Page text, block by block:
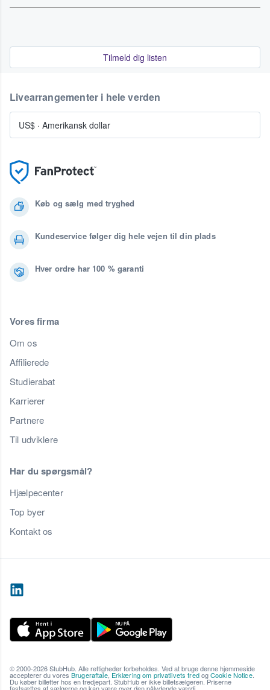
Tilmeld dig listen
Køb og sælg med tryghed
Kundeservice følger dig hele vejen til din plads
Hver ordre har 100 % garanti
Vores firma
Om os
Affilierede
Studierabat
Karrierer
Partnere
Til udviklere
Har du spørgsmål?
Hjælpecenter
Top byer
Kontakt os
Livearrangementer i hele verden
US$ · Amerikansk dollar
© 2000-2026 StubHub. Alle rettigheder forbeholdes. Ved at bruge denne hjemmeside
accepterer du vores Brugeraftale, Erklæring om privatlivets fredogCookie Notice.
Du køber billetter hos en tredjepart. StubHub er ikke billetsælgeren. Priserne